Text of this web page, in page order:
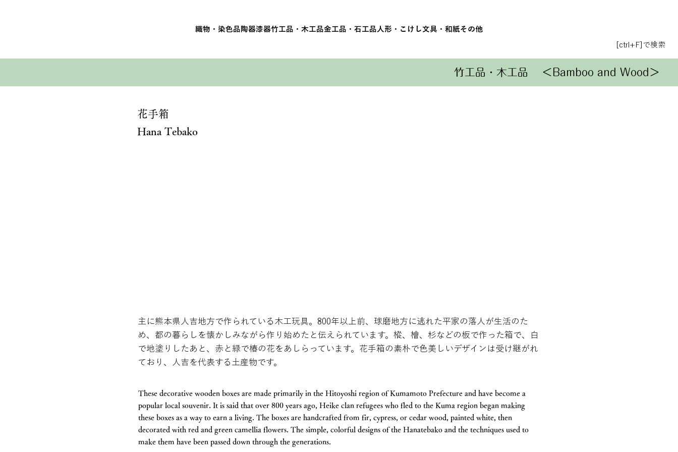
織物・染色品 陶器漆器竹工品・木工品金工品・石工品 人形・こけし 文具・和紙その他
[ctrl+F]で検索
竹工品・木工品 ＜Bamboo and Wood＞
花手箱
Hana Tebako
主に熊本県人吉地方で作られている木工玩具。800年以上前、球磨地方に逃れた平家の落人が生活のた
め、都の暮らしを懐かしみながら作り始めたと伝えられています。樅、檜、杉などの板で作った箱で、白
で地塗りしたあと、赤と緑で椿の花をあしらっています。花手箱の素朴で色美しいデザインは受け継がれ
ており、人吉を代表する土産物です。
These decorative wooden boxes are made primarily in the Hitoyoshi region of Kumamoto Prefecture and have become a
popular local souvenir. It is said that over 800 years ago, Heike clan refugees who fled to the Kuma region began making
these boxes as a way to earn a living. The boxes are handcrafted from fir, cypress, or cedar wood, painted white, then
decorated with red and green camellia flowers. The simple, colorful designs of the Hanatebako and the techniques used to
make them have been passed down through the generations.